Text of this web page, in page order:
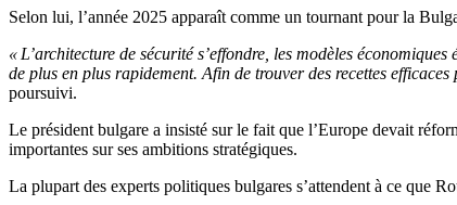
Selon lui, l’année 2025 apparaît comme un tournant pour la
« L’architecture de sécurité s’effondre, les modèles
de plus en plus rapidement. Afin de trouver des recettes
poursuivi.
Le président bulgare a insisté sur le fait que l’Europe devait
importantes sur ses ambitions stratégiques.
La plupart des experts politiques bulgares s’attendent à ce que